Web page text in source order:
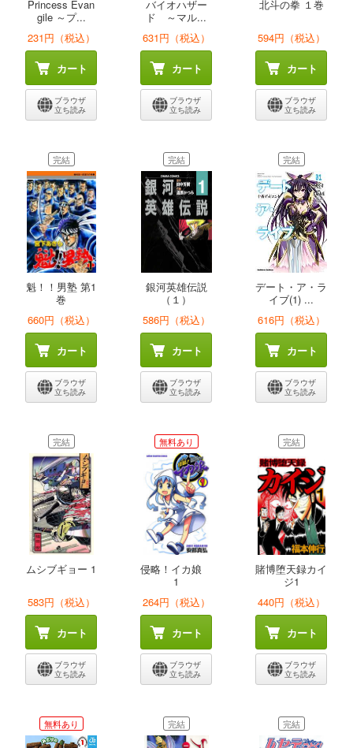
Princess Evan
gile ～プ...
231円（税込）
カート
ブラウザ
立ち読み
バイオハザー
ド ～マル...
631円（税込）
カート
ブラウザ
立ち読み
北斗の拳 １巻
594円（税込）
カート
ブラウザ
立ち読み
完結
魁！！男塾 第1
巻
660円（税込）
カート
ブラウザ
立ち読み
完結
銀河英雄伝説
（１）
586円（税込）
カート
ブラウザ
立ち読み
完結
デート・ア・ラ
イブ(1) ...
616円（税込）
カート
ブラウザ
立ち読み
完結
ムシブギョー 1
583円（税込）
カート
ブラウザ
立ち読み
無料あり
侵略！イカ娘
1
264円（税込）
カート
ブラウザ
立ち読み
完結
賭博堕天録カイ
ジ1
440円（税込）
カート
ブラウザ
立ち読み
無料あり 完結 完結